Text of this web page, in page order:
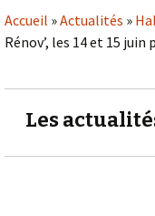
Accueil »Actualités »
Rénov’, les 14 et 15 juin
Les